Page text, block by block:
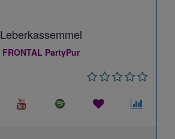
Leberkassemmel
FRONTAL PartyPur